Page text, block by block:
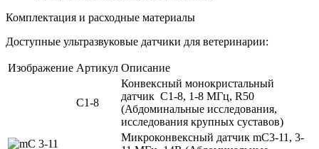
Комплектация и расходные материалы
Доступные ультразвуковые датчики для ветеринарии:
Изображение Артикул Описание
С1-8
Конвексный монокристальный
датчик C1-8, 1-8 МГц, R50
(Абдоминальные исследования,
исследования крупных суставов)
Микроконвексный датчик mC3-11, 3-